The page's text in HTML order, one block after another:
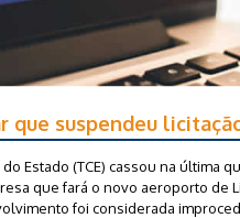
que suspendeu
Estado (TCE) cassou na última
que fará o novo aeroporto de
foi considerada